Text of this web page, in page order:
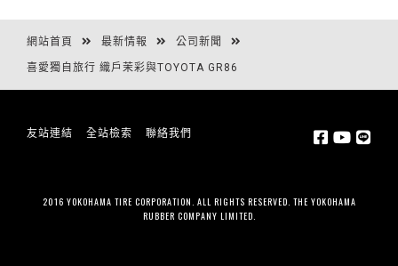
網站首頁 最新情報 公司新聞
喜愛獨自旅行 織戶茉彩與TOYOTA GR86
友站連結 全站檢索 聯絡我們
2016 YOKOHAMA TIRE CORPORATION. ALL RIGHTS RESERVED. THE YOKOHAMA
RUBBER COMPANY LIMITED.